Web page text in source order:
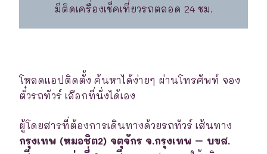
มีติดเครื่องเช็คเที่ยวรถตลอด 24 ชม.
โหลดแอปติดตั้ง ค้นหาได้ง่ายๆ ผ่านโทรศัพท์ จอง
ตั๋วรถทัวร์ เลือกที่นั่งได้เอง
ผู้โดยสารที่ต้องการเดินทางด้วยรถทัวร์ เส้นทาง
กรุงเทพ (หมอชิต2) จตุจักร จ.กรุงเทพ – บขส.